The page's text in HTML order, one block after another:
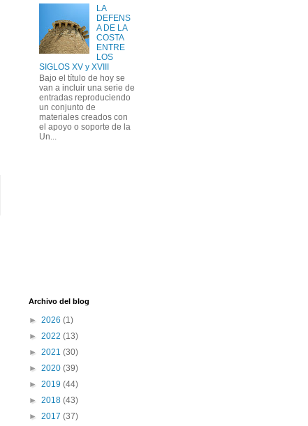
LA
DEFENS
A DE LA
COSTA
ENTRE
LOS
SIGLOS XV y XVIII
Bajo el título de hoy se
van a incluir una serie de
entradas reproduciendo
un conjunto de
materiales creados con
el apoyo o soporte de la
Un...
Archivo del blog
► 2026 (1)
► 2022 (13)
► 2021 (30)
► 2020 (39)
► 2019 (44)
► 2018 (43)
► 2017 (37)